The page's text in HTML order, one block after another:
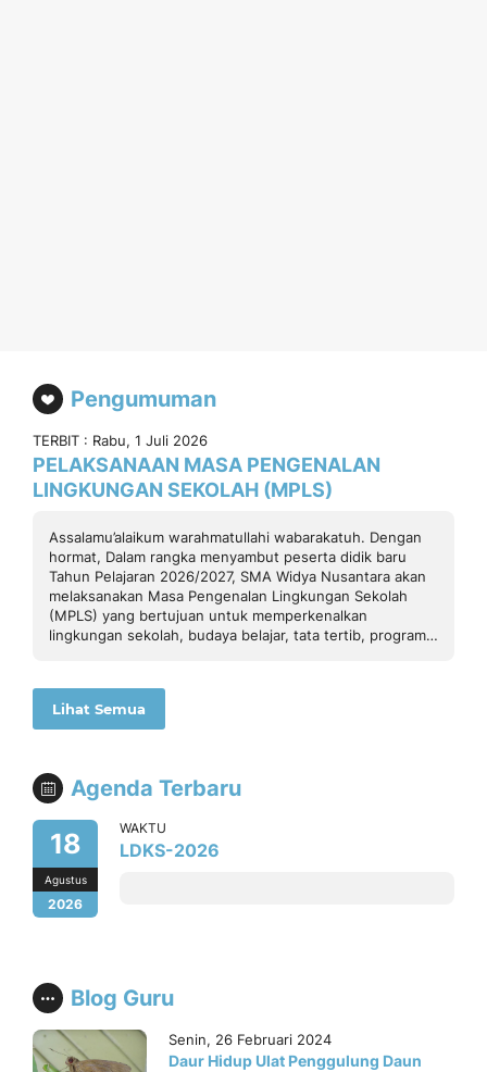
Pengumuman
TERBIT : Rabu, 1 Juli 2026
PELAKSANAAN MASA PENGENALAN
LINGKUNGAN SEKOLAH (MPLS)
Assalamu’alaikum warahmatullahi wabarakatuh. Dengan
hormat, Dalam rangka menyambut peserta didik baru
Tahun Pelajaran 2026/2027, SMA Widya Nusantara akan
melaksanakan Masa Pengenalan Lingkungan Sekolah
(MPLS) yang bertujuan untuk memperkenalkan
lingkungan sekolah, budaya belajar, tata tertib, program
Lihat Semua
Agenda Terbaru
18
Agustus
2026
WAKTU
LDKS-2026
Blog Guru
Senin, 26 Februari 2024
Daur Hidup Ulat Penggulung Daun